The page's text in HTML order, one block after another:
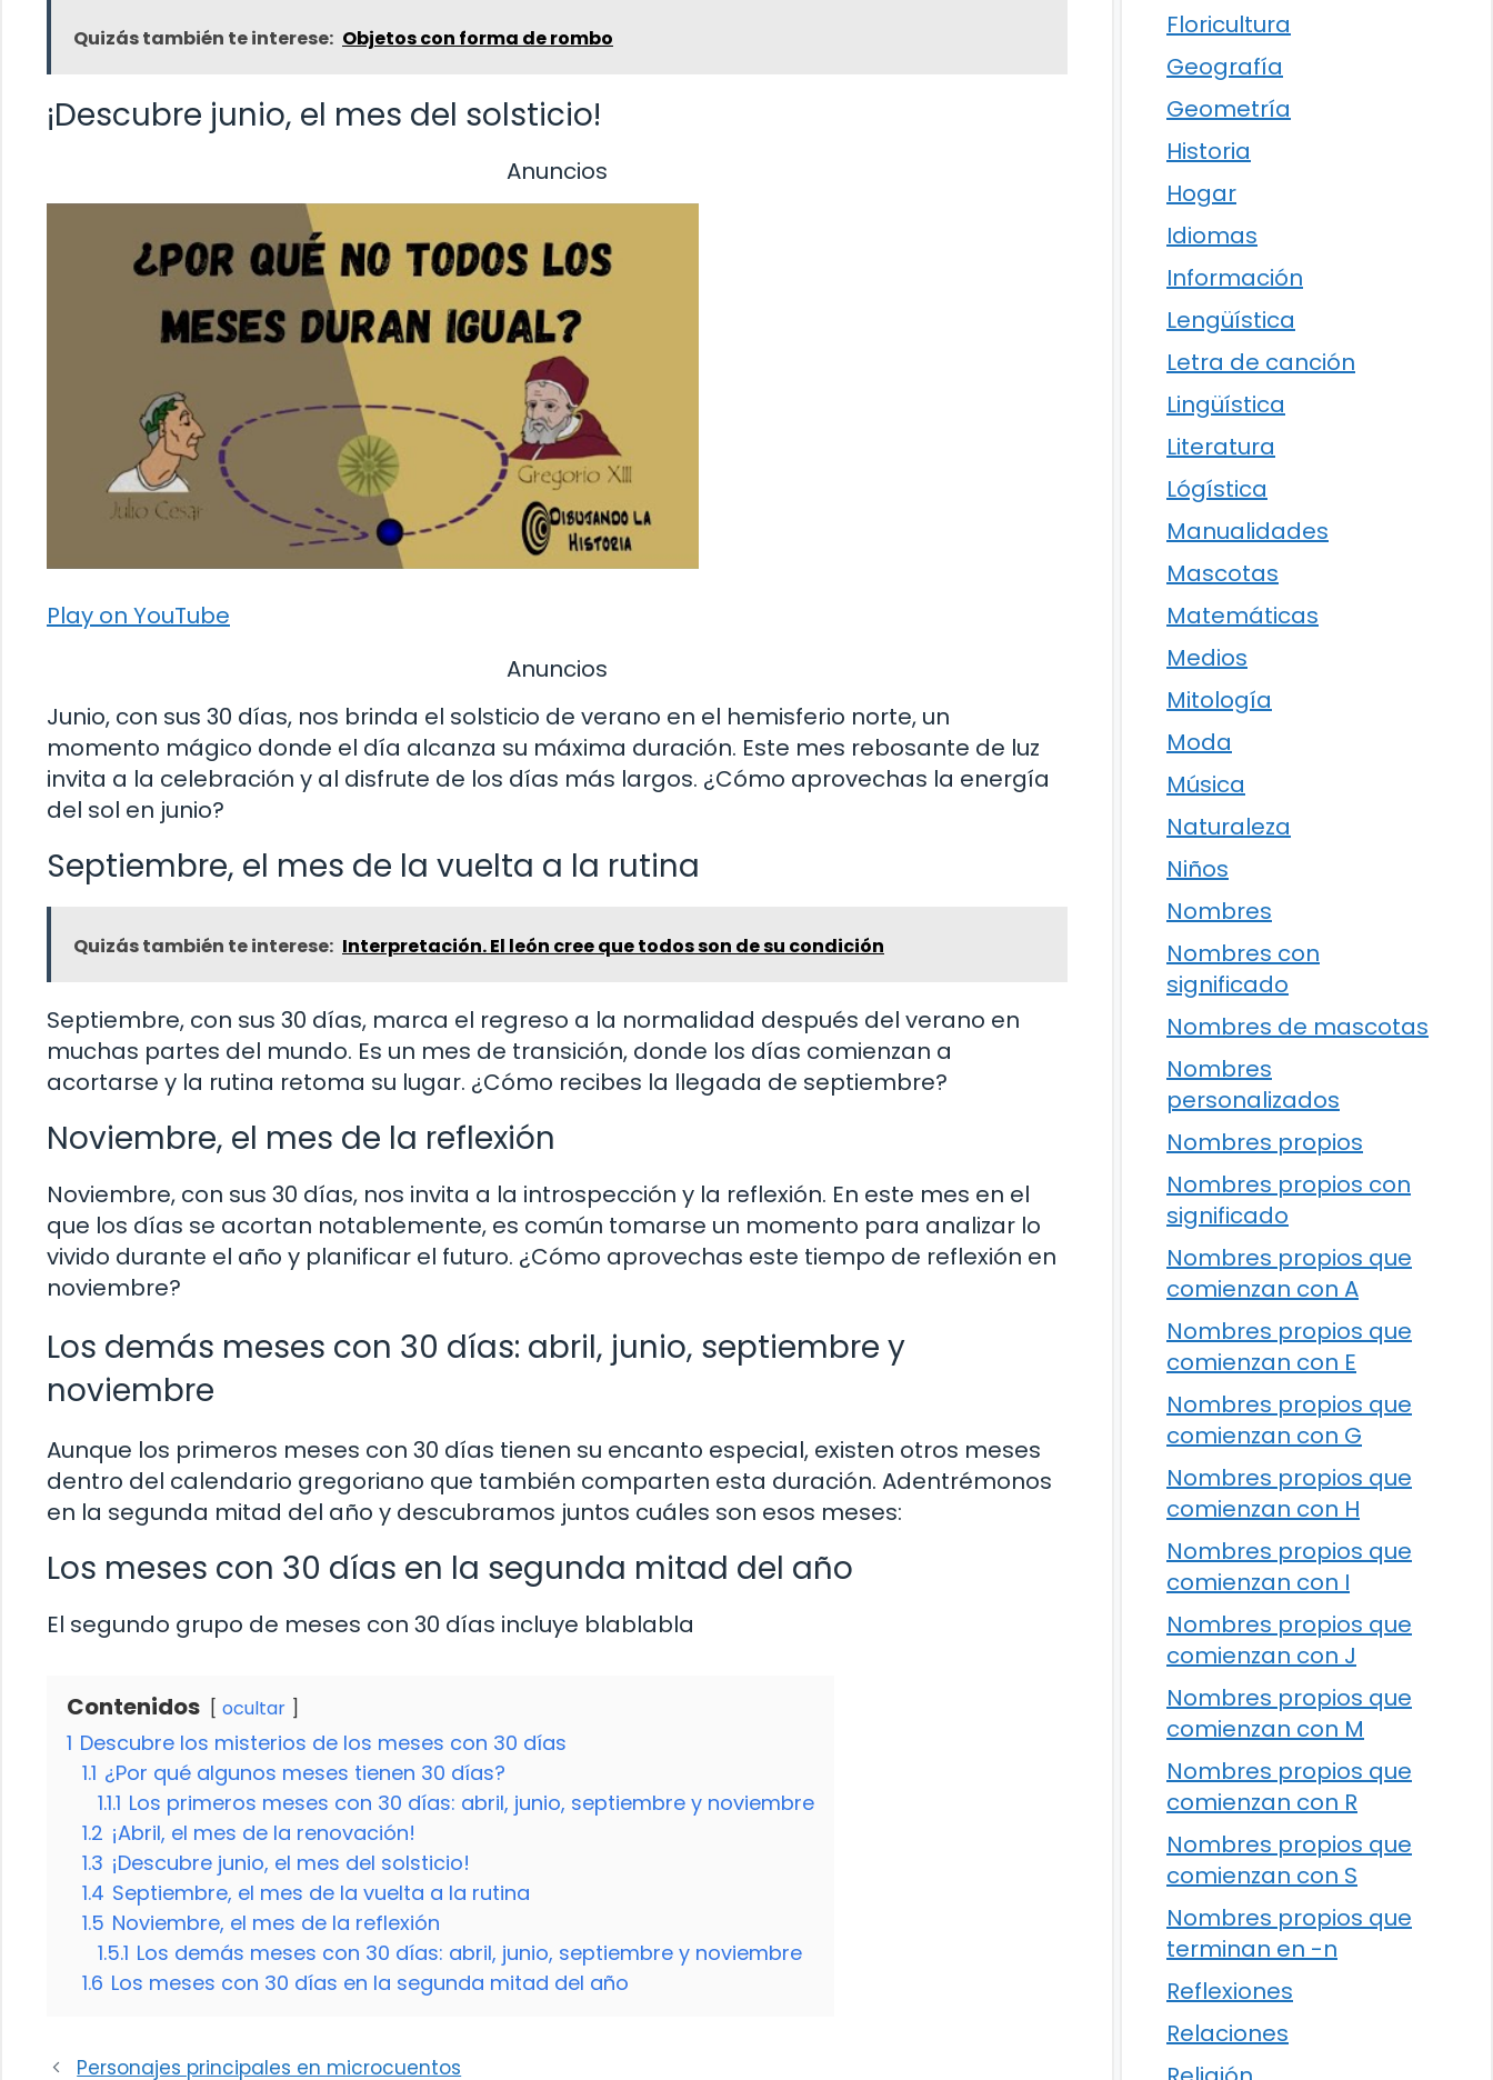
Quizás también te interese: Objetos con forma de rombo
¡Descubre junio, el mes del solsticio!
Anuncios
Play on YouTube
Anuncios
Junio, con sus 30 días, nos brinda el solsticio de verano en el hemisferio norte, un
momento mágico donde el día alcanza su máxima duración. Este mes rebosante de luz
invita a la celebración y al disfrute de los días más largos. ¿Cómo aprovechas la energía
del sol en junio?
Septiembre, el mes de la vuelta a la rutina
Quizás también te interese: Interpretación. El león cree que todos son de su condición
Septiembre, con sus 30 días, marca el regreso a la normalidad después del verano en
muchas partes del mundo. Es un mes de transición, donde los días comienzan a
acortarse y la rutina retoma su lugar. ¿Cómo recibes la llegada de septiembre?
Noviembre, el mes de la reflexión
Noviembre, con sus 30 días, nos invita a la introspección y la reflexión. En este mes en el
que los días se acortan notablemente, es común tomarse un momento para analizar lo
vivido durante el año y planificar el futuro. ¿Cómo aprovechas este tiempo de reflexión en
noviembre?
Los demás meses con 30 días: abril, junio, septiembre y
noviembre
Aunque los primeros meses con 30 días tienen su encanto especial, existen otros meses
dentro del calendario gregoriano que también comparten esta duración. Adentrémonos
en la segunda mitad del año y descubramos juntos cuáles son esos meses:
Los meses con 30 días en la segunda mitad del año
El segundo grupo de meses con 30 días incluye blablabla
Contenidos ocultar
1 Descubre los misterios de los meses con 30 días
1.1 ¿Por qué algunos meses tienen 30 días?
1.1.1 Los primeros meses con 30 días: abril, junio, septiembre y noviembre
1.2 ¡Abril, el mes de la renovación!
1.3 ¡Descubre junio, el mes del solsticio!
1.4 Septiembre, el mes de la vuelta a la rutina
1.5 Noviembre, el mes de la reflexión
1.5.1 Los demás meses con 30 días: abril, junio, septiembre y noviembre
1.6 Los meses con 30 días en la segunda mitad del año
Personajes principales en microcuentos
Floricultura
Geografía
Geometría
Historia
Hogar
Idiomas
Información
Lengüística
Letra de canción
Lingüística
Literatura
Lógística
Manualidades
Mascotas
Matemáticas
Medios
Mitología
Moda
Música
Naturaleza
Niños
Nombres
Nombres con
significado
Nombres de mascotas
Nombres
personalizados
Nombres propios
Nombres propios con
significado
Nombres propios que
comienzan con A
Nombres propios que
comienzan con E
Nombres propios que
comienzan con G
Nombres propios que
comienzan con H
Nombres propios que
comienzan con I
Nombres propios que
comienzan con J
Nombres propios que
comienzan con M
Nombres propios que
comienzan con R
Nombres propios que
comienzan con S
Nombres propios que
terminan en -n
Reflexiones
Relaciones